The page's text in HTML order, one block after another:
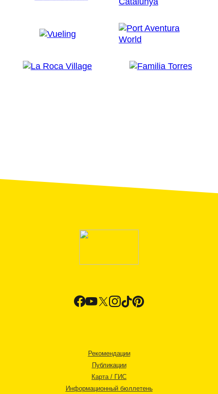
Рекомендации
Публикации
Карта / ГИС
Информационный бюллетень